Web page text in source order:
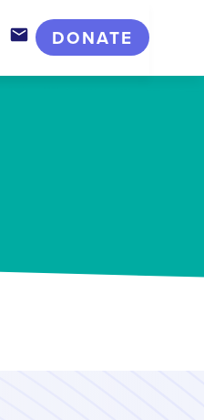
LinkedInContact
DONATE